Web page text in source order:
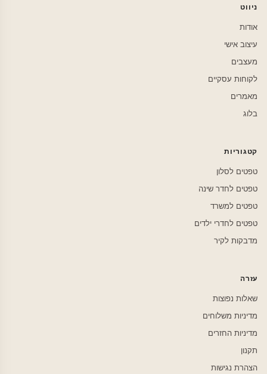
ניווט
אודות
עיצוב אישי
מעצבים
לקוחות עסקיים
מאמרים
בלוג
קטגוריות
טפטים לסלון
טפטים לחדר שינה
טפטים למשרד
טפטים לחדרי ילדים
מדבקות לקיר
עזרה
שאלות נפוצות
מדיניות משלוחים
מדיניות החזרים
תקנון
הצהרת נגישות